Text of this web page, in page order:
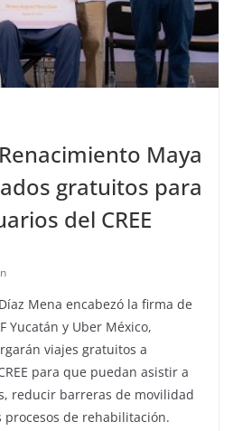
Maya
gratuitos para
del CREE
Mena encabezó la firma de
Yucatán y Uber México,
viajes gratuitos a
para que puedan asistir a
reducir barreras de movilidad
de rehabilitación.